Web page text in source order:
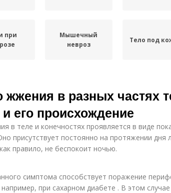
при
Мышечный
невроз
Тело под
жжения в разных частях
его происхождение
в теле и конечностях проявляется в виде
присутствует постоянно на протяжении
правило, не беспокоит ночью.
симптома способствует поражение
при сахарном диабете . В этом